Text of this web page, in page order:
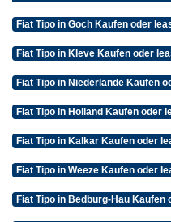
Fiat Tipo in Goch Kaufen oder
Fiat Tipo in Kleve Kaufen oder
Fiat Tipo in Niederlande Kaufen
Fiat Tipo in Holland Kaufen oder
Fiat Tipo in Kalkar Kaufen oder
Fiat Tipo in Weeze Kaufen oder
Fiat Tipo in Bedburg-Hau Kaufen